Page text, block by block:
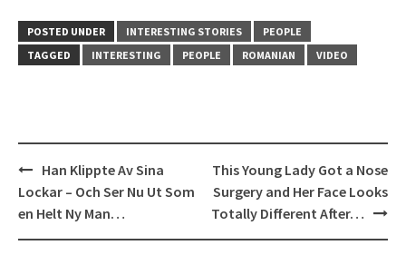
POSTED UNDER INTERESTING STORIES
PEOPLE
TAGGED
INTERESTING PEOPLE ROMANIAN VIDEO
Post
navigation
Han Klippte Av Sina
Lockar – Och Ser Nu Ut Som
en Helt Ny Man…
This Young Lady Got a Nose
Surgery and Her Face Looks
Totally Different After…